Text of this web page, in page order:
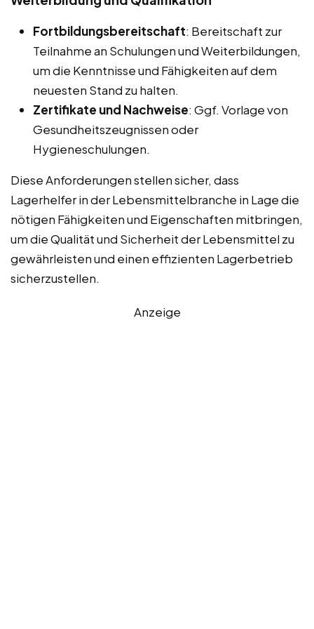
Fortbildungsbereitschaft: Bereitschaft zur
Teilnahme an Schulungen und Weiterbildungen,
um die Kenntnisse und Fähigkeiten auf dem
neuesten Stand zu halten.
Zertifikate und Nachweise: Ggf. Vorlage von
Gesundheitszeugnissen oder
Hygieneschulungen.
Diese Anforderungen stellen sicher, dass
Lagerhelfer in der Lebensmittelbranche in Lage die
nötigen Fähigkeiten und Eigenschaften mitbringen,
um die Qualität und Sicherheit der Lebensmittel zu
gewährleisten und einen effizienten Lagerbetrieb
sicherzustellen.
Anzeige